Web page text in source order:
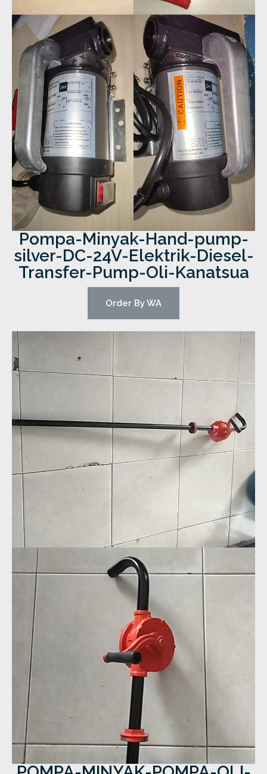
Pompa-Minyak-Hand-pump-
silver-DC-24V-Elektrik-Diesel-
Transfer-Pump-Oli-Kanatsua
Order By WA